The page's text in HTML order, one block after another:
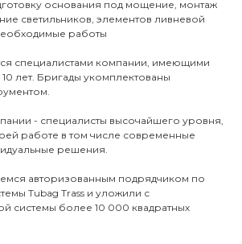
основания под мощение, монтаж
светильников, элементов ливневой
работы
специалистами компании, имеющими
лет. Бригады укомплектованы
- специалисты высочайшего уровня,
работе в том числе современные
решения.
авторизованным подрядчиком по
Tubag Trass и уложили с
системы более 10 000 квадратных
Ступени и